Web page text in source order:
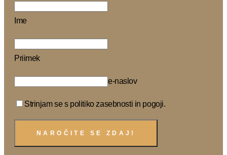
Ime
Priimek
e-naslov
Strinjam se s politiko zasebnosti in pogoji.